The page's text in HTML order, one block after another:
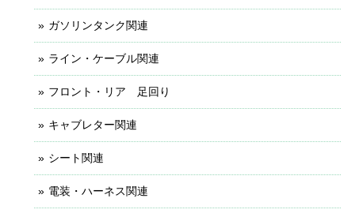
ガソリンタンク関連
ライン・ケーブル関連
フロント・リア 足回り
キャブレター関連
シート関連
電装・ハーネス関連